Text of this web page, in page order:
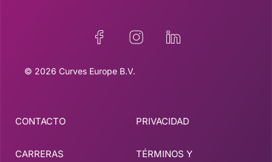
© 2026 Curves Europe B.V.
CONTACTO
CARRERAS
PRIVACIDAD
TÉRMINOS Y